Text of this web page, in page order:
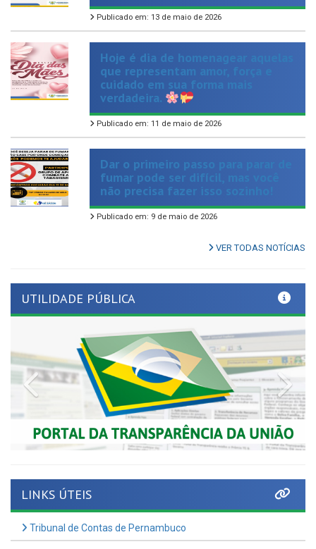
Hoje é dia de homenagear aquelas
que representam amor, força e
cuidado em sua forma mais
verdadeira.
Publicado em: 11 de maio de 2026
Dar o primeiro passo para parar de
fumar pode ser difícil, mas você
não precisa fazer isso sozinho!
Publicado em: 9 de maio de 2026
VER TODAS NOTÍCIAS
Previous
Tribunal de Contas de Pernambuco
Tome Conta